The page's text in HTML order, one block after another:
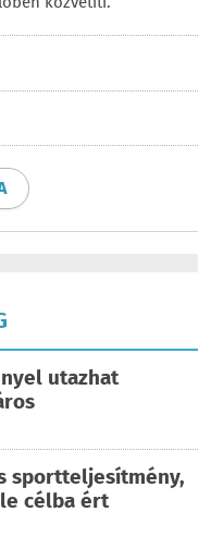
utazhat
sportteljesítmény,
célba ért